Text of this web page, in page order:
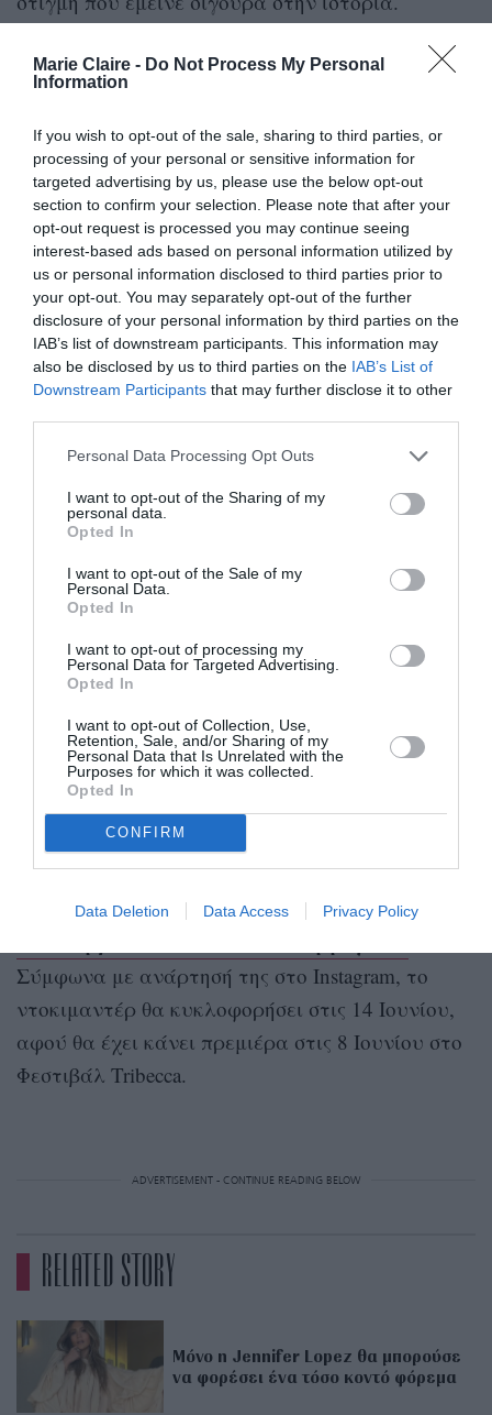
Marie Claire - Do Not Process My Personal
Information
If you wish to opt-out of the sale, sharing to third parties, or
processing of your personal or sensitive information for
targeted advertising by us, please use the below opt-out
section to confirm your selection. Please note that after your
opt-out request is processed you may continue seeing
interest-based ads based on personal information utilized by
us or personal information disclosed to third parties prior to
your opt-out. You may separately opt-out of the further
disclosure of your personal information by third parties on the
IAB’s list of downstream participants. This information may
also be disclosed by us to third parties on the IAB’s List of
Downstream Participants that may further disclose it to other
Personal Data Processing Opt Outs
I want to opt-out of the Sharing of my
personal data.
Opted In
I want to opt-out of the Sale of my
Personal Data.
Opted In
I want to opt-out of processing my
Personal Data for Targeted Advertising.
Opted In
I want to opt-out of Collection, Use,
Retention, Sale, and/or Sharing of my
Personal Data that Is Unrelated with the
Purposes for which it was collected.
Opted In
CONFIRM
Data Deletion Data Access Privacy Policy
Το ντοκιμαντέρ θα ονομάζεται “
προβάλλεται στην πλατφόρμα τουNetflix, με
οποία πριν από λίγους μήνες υπέγραψε
Σύμφωνα με ανάρτησή της στο Instagram, το
ντοκιμαντέρ θα κυκλοφορήσει στις 14 Ιουνίου,
αφού θα έχει κάνει πρεμιέρα στις 8 Ιουνίου στο
Φεστιβάλ Tribecca.
ADVERTISEMENT - CONTINUE READING BELOW
RELATED STORY
Μόνο η Jennifer Lopez θα μπορούσε
να φορέσει ένα τόσο κοντό φόρεμα